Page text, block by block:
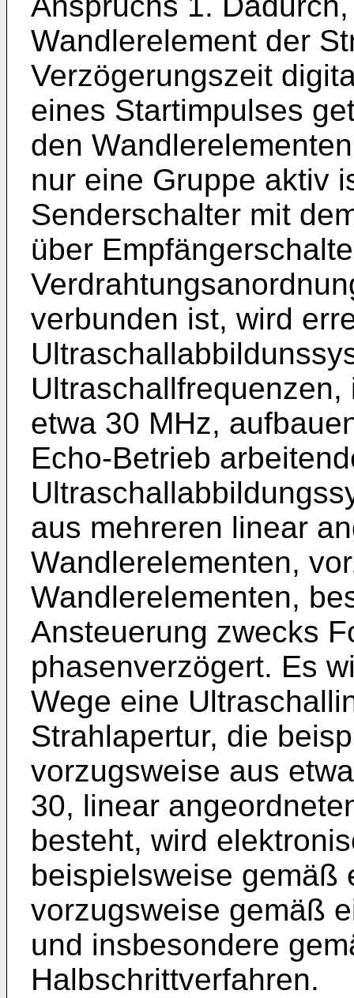
Wandlerelement der
Verzögerungszeit
eines Startimpulses
den
nur eine Gruppe aktiv
Senderschalter mit
über
verbunden ist, wird
etwa 30 MHz,
Echo-Betrieb
aus mehreren linear
Wandlerelementen,
Wandlerelementen,
Ansteuerung zwecks
phasenverzögert. Es
Wege eine
Strahlapertur, die
vorzugsweise aus
30, linear
besteht, wird
beispielsweise gemäß
vorzugsweise gemäß
und insbesondere
Halbschrittverfahren.